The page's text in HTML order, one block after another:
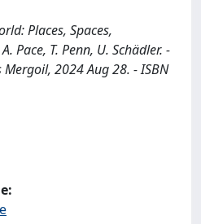
Places, Spaces,
Pace, T. Penn, U. Schädler. -
2024 Aug 28. - ISBN